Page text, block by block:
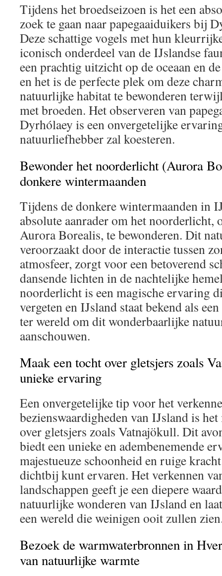
Tijdens het broedseizoen is het een
zoek te gaan naar papegaaiduikers bij
Deze schattige vogels met hun
iconisch onderdeel van de IJslandse
een prachtig uitzicht op de oceaan en
en het is de perfecte plek om deze
natuurlijke habitat te bewonderen
met broeden. Het observeren van
Dyrhólaey is een onvergetelijke
natuurliefhebber zal koesteren.
Bewonder het noorderlicht (Aurora
donkere wintermaanden
Tijdens de donkere wintermaanden in
absolute aanrader om het noorderlicht,
Aurora Borealis, te bewonderen. Dit
veroorzaakt door de interactie tussen
atmosfeer, zorgt voor een betoverend
dansende lichten in de nachtelijke
noorderlicht is een magische ervaring
vergeten en IJsland staat bekend als
ter wereld om dit wonderbaarlijke
aanschouwen.
Maak een tocht over gletsjers zoals
unieke ervaring
Een onvergetelijke tip voor het
bezienswaardigheden van IJsland is
over gletsjers zoals Vatnajökull. Dit
biedt een unieke en adembenemende
majestueuze schoonheid en ruige
dichtbij kunt ervaren. Het verkennen
landschappen geeft je een diepere
natuurlijke wonderen van IJsland en
een wereld die weinigen ooit zullen
Bezoek de warmwaterbronnen in
van natuurlijke warmte